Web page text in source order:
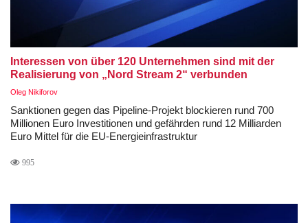
Interessen von über 120 Unternehmen sind mit der
Realisierung von „Nord Stream 2“ verbunden
Oleg Nikiforov
Sanktionen gegen das Pipeline-Projekt blockieren rund 700
Millionen Euro Investitionen und gefährden rund 12 Milliarden
Euro Mittel für die EU-Energieinfrastruktur
995